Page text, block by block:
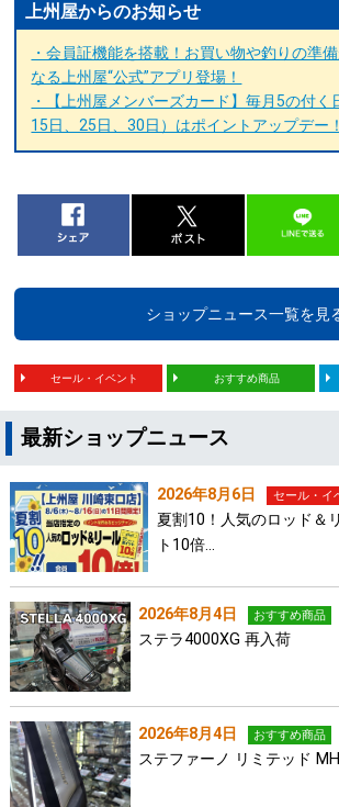
上州屋からのお知らせ
・会員証機能を搭載！お買い物や釣りの準
なる上州屋“公式”アプリ登場！
・【上州屋メンバーズカード】毎月5の付く
15日、25日、30日）はポイントアップデー！
ショップニュース一覧を見
セール・イベント おすすめ商品
最新ショップニュース
2026年8月6日 セール・イ
夏割10！人気のロッド＆
ト10倍…
2026年8月4日 おすすめ商品
ステラ4000XG 再入荷
2026年8月4日 おすすめ商品
ステファーノ リミテッド